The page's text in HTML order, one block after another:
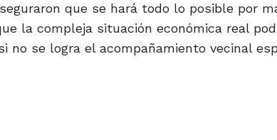
que se hará todo lo posible por
la compleja situación económica real
se logra el acompañamiento vecinal